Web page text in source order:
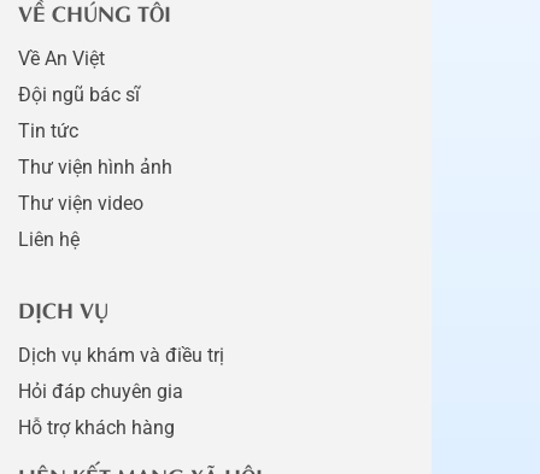
VỀ CHÚNG TÔI
Về An Việt
Đội ngũ bác sĩ
Tin tức
Thư viện hình ảnh
Thư viện video
Liên hệ
DỊCH VỤ
Dịch vụ khám và điều trị
Hỏi đáp chuyên gia
Hỗ trợ khách hàng